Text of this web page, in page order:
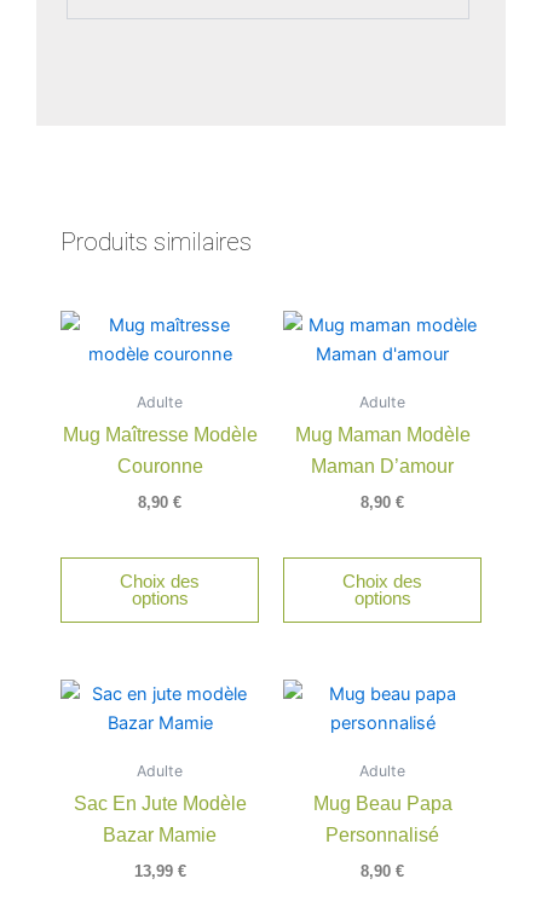
Produits similaires
Adulte
Mug Maîtresse Modèle
Couronne
8,90 €
Choix des
options
Adulte
Mug Maman Modèle
Maman D’amour
8,90 €
Choix des
options
Adulte
Sac En Jute Modèle
Bazar Mamie
13,99 €
Adulte
Mug Beau Papa
Personnalisé
8,90 €